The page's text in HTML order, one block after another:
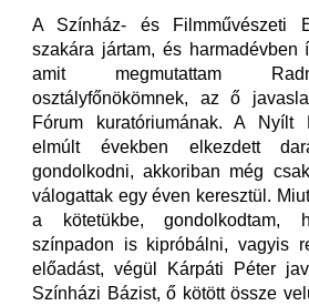
A Színház- és Filmművészeti
szakára jártam, és harmadévben
amit megmutattam
osztályfőnökömnek, az ő
Fórum kuratóriumának. A Nyílt
elmúlt években elkezdett
gondolkodni, akkoriban még
válogattak egy éven keresztül.
a kötetükbe, gondolkodtam,
színpadon is kipróbálni, vagyis
előadást, végül Kárpáti Péter
Színházi Bázist, ő kötött össze